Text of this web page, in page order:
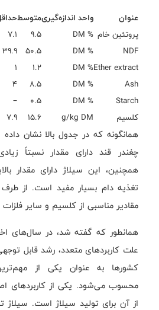
عنوان واحد اندازه‌گیریمتوسط
پروتئین خام % DM ۹.۵ ۷.۱
NDF
% DM ۵۰.۵ ۳۹.۹
Ether extract
% DM ۱.۲ ۱
Ash
% DM ۸.۵ ۴
Starch
% DM ۰.۵ –
کلسیم
g/kg DM ۱۵.۶ ۷.۹
همانگونه که در جدول بالا نشان
چغندر قند دارای مقدار نسبتاً
همچنین، این سیلاژ دارای مقدار
تغذیه دام بسیار مفید است. از
مقادیر مناسبی از کلسیم و سایر
همانطور که گفته شد، در سال‌های
علت کاربردهای متعدد، رشد قابل
کشورها به عنوان یکی از
محسوب می‌شود. یکی از کاربردهای
از آن برای تولید سیلاژ است. سیلاژ